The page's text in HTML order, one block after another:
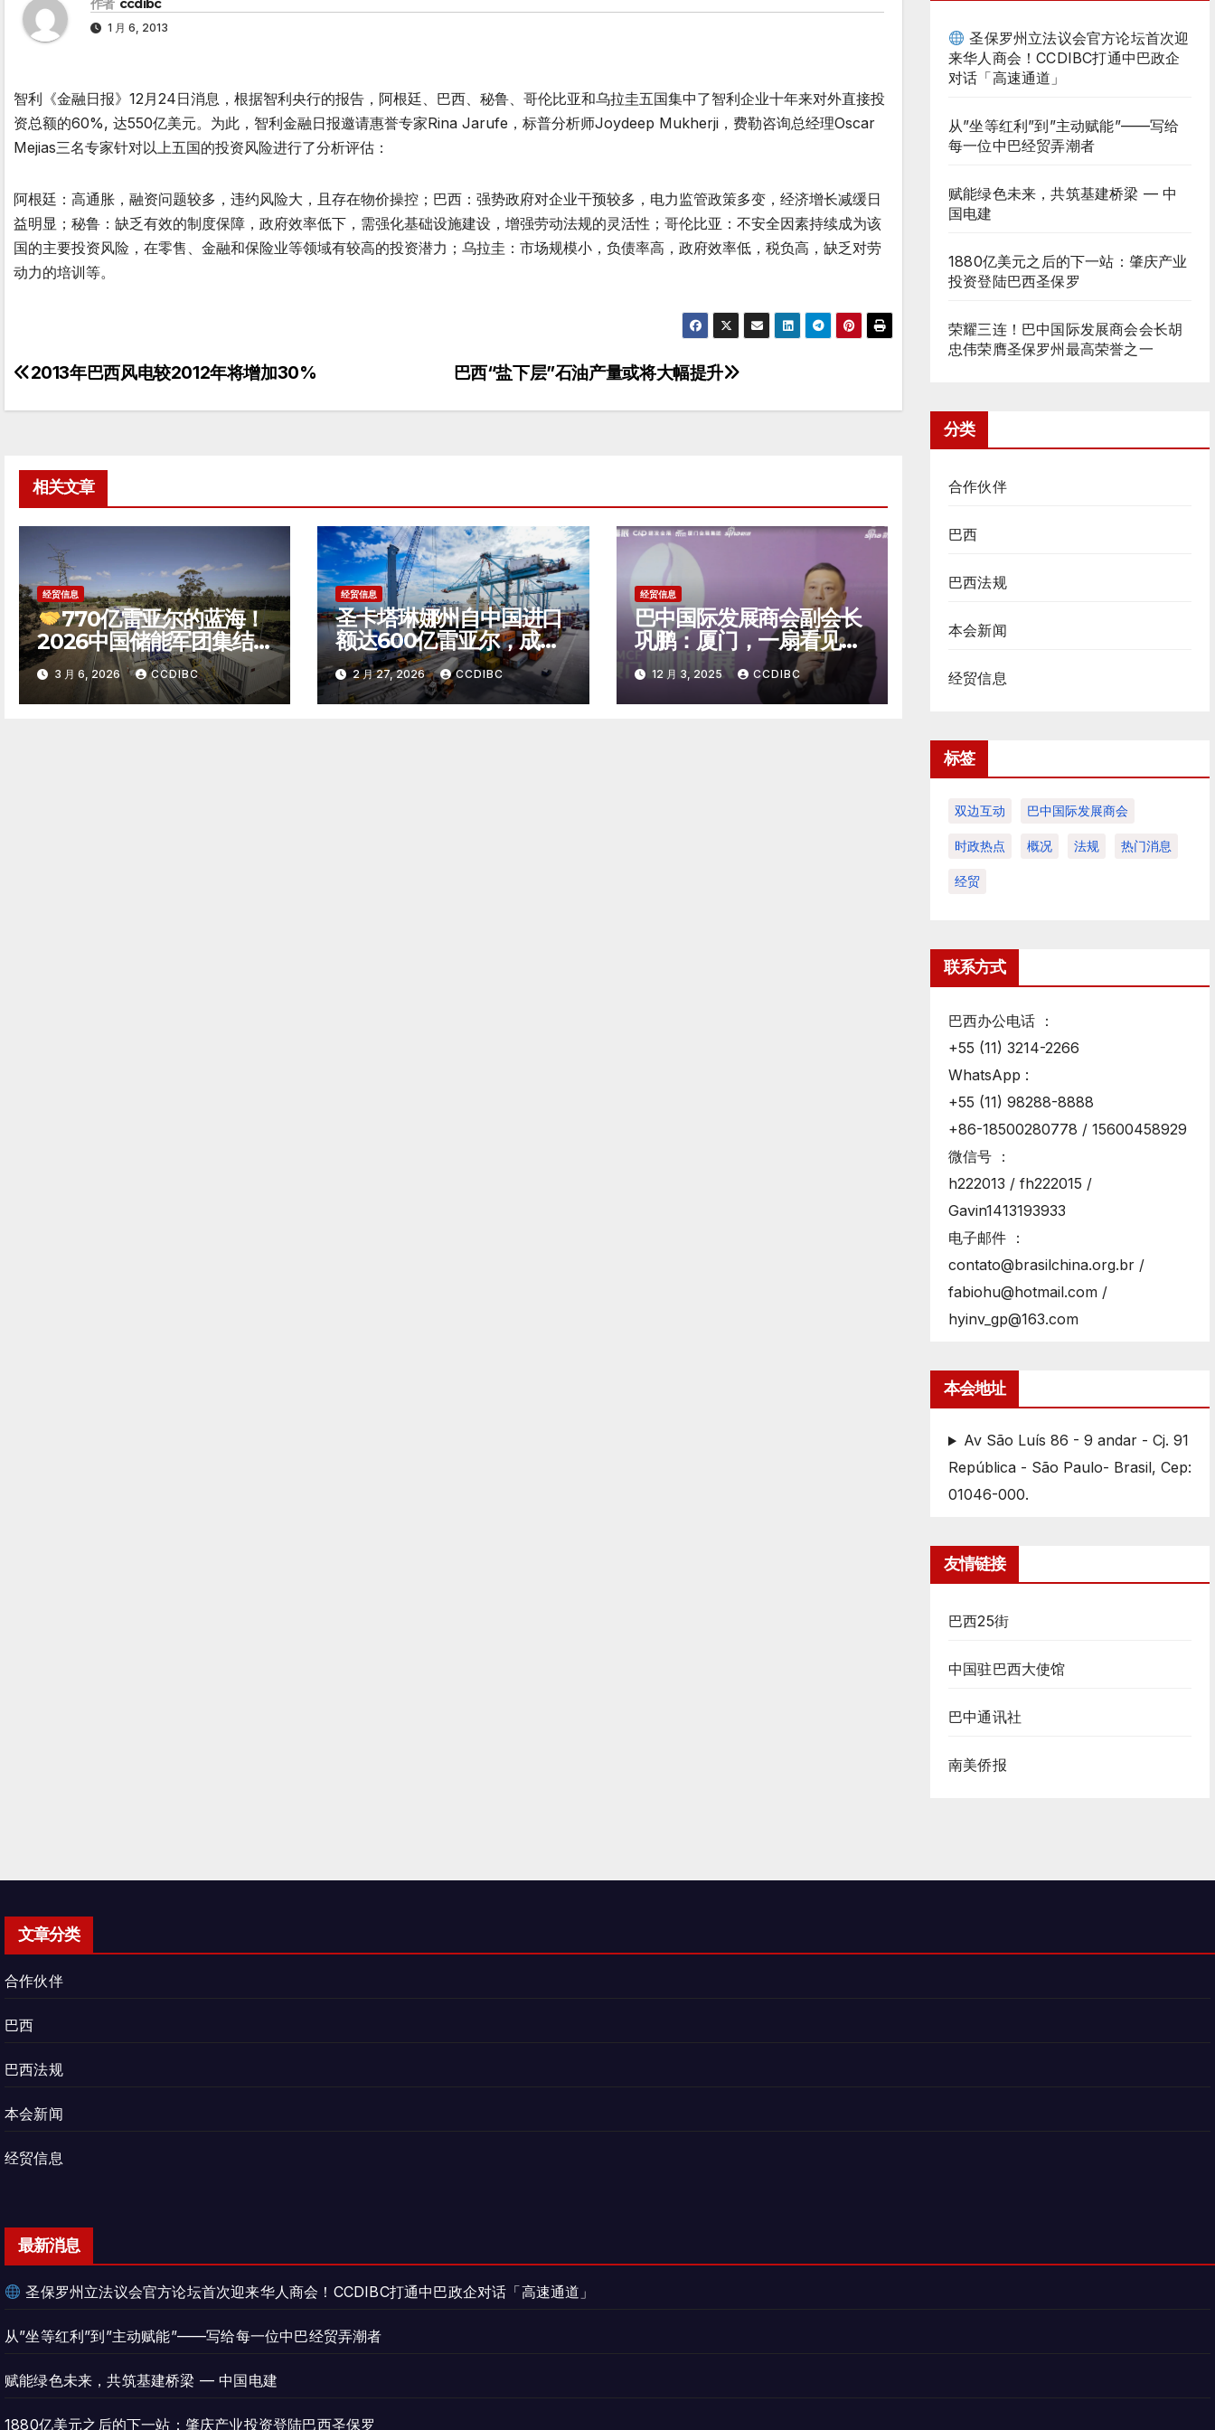
作者 ccdibc
1 月 6, 2013
智利《金融日报》12月24日消息，根据智利央行的报告，阿根廷、巴西、秘鲁、哥伦比亚和乌拉圭五国集中了智利企业十年来对外直接投
资总额的60%, 达550亿美元。为此，智利金融日报邀请惠誉专家Rina Jarufe，标普分析师Joydeep Mukherji，费勒咨询总经理Oscar
Mejias三名专家针对以上五国的投资风险进行了分析评估：
阿根廷：高通胀，融资问题较多，违约风险大，且存在物价操控；巴西：强势政府对企业干预较多，电力监管政策多变，经济增长减缓日
益明显；秘鲁：缺乏有效的制度保障，政府效率低下，需强化基础设施建设，增强劳动法规的灵活性；哥伦比亚：不安全因素持续成为该
国的主要投资风险，在零售、金融和保险业等领域有较高的投资潜力；乌拉圭：市场规模小，负债率高，政府效率低，税负高，缺乏对劳
动力的培训等。
文
章
航
巴西“盐下层”石油产量或将大幅提升
2013年巴西风电较2012年将增加30%
相关文章
经贸信息
770亿雷亚尔的蓝海！
2026中国储能军团集结
巴西，竞逐南美能源转型
新极点
3 月 6, 2026 CCDIBC
经贸信息
圣卡塔琳娜州自中国进口
额达600亿雷亚尔，成为
巴西第二大中国商品进口
州2 月 27, 2026 CCDIBC
经贸信息
巴中国际发展商会副会长
巩鹏：厦门，一扇看见中
国精品咖啡未来的窗口
12 月 3, 2025 CCDIBC
圣保罗州立法议会官方论坛首次迎
来华人商会！CCDIBC打通中巴政企
对话「高速通道」
从”坐等红利”到”主动赋能”——写给
每一位中巴经贸弄潮者
赋能绿色未来，共筑基建桥梁 — 中
国电建
1880亿美元之后的下一站：肇庆产业
投资登陆巴西圣保罗
荣耀三连！巴中国际发展商会会长胡
忠伟荣膺圣保罗州最高荣誉之一
分类
合作伙伴
巴西
巴西法规
本会新闻
经贸信息
标签
双边互动 巴中国际发展商会
时政热点 概况 法规 热门消息
经贸
联系方式
巴西办公电话 ：
+55 (11) 3214-2266
WhatsApp :
+55 (11) 98288-8888
+86-18500280778 / 15600458929
微信号 ：
h222013 / fh222015 /
Gavin1413193933
电子邮件 ：
contato@brasilchina.org.br /
fabiohu@hotmail.com /
hyinv_gp@163.com
本会地址
Av São Luís 86 - 9 andar - Cj. 91
República - São Paulo- Brasil, Cep:
01046-000.
友情链接
巴西25街
中国驻巴西大使馆
巴中通讯社
南美侨报
文章分类
合作伙伴
巴西
巴西法规
本会新闻
经贸信息
最新消息
圣保罗州立法议会官方论坛首次迎来华人商会！CCDIBC打通中巴政企对话「高速通道」
从”坐等红利”到”主动赋能”——写给每一位中巴经贸弄潮者
赋能绿色未来，共筑基建桥梁 — 中国电建
1880亿美元之后的下一站：肇庆产业投资登陆巴西圣保罗